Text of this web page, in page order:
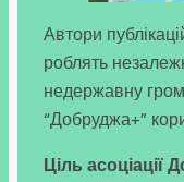
Автори
роблять
недержавну
“Добруджа+”
Ціль асоціації